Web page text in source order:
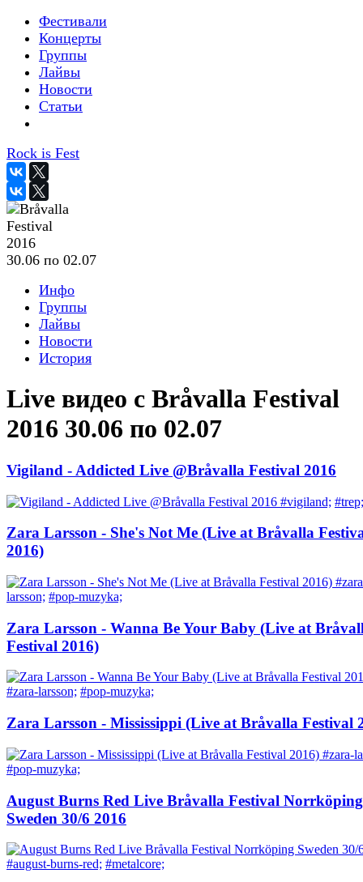
Фестивали
Концерты
Группы
Лайвы
Новости
Статьи
Rock is Fest
2016
30.06 по 02.07
Инфо
Группы
Лайвы
Новости
История
Live видео с Bråvalla Festival
2016 30.06 по 02.07
Vigiland - Addicted Live @Bråvalla Festival 2016
#vigiland; #trep;
Zara Larsson - She's Not Me (Live at Bråvalla
2016)
larsson; #pop-muzyka;
Zara Larsson - Wanna Be Your Baby (Live at
Festival 2016)
#zara-larsson; #pop-muzyka;
Zara Larsson - Mississippi (Live at Bråvalla Festival
#zara-
#pop-muzyka;
August Burns Red Live Bråvalla Festival Norrköping
Sweden 30/6 2016
#august-burns-red; #metalcore;